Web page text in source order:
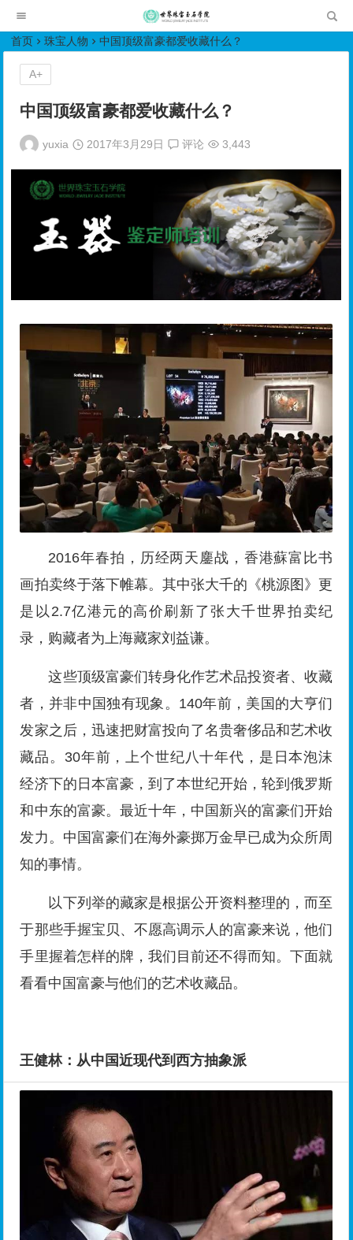
首页 珠宝人物 中国顶级富豪都爱收藏什么？
中国顶级富豪都爱收藏什么？
yuxia 2017年3月29日 评论 3,443
2016年春拍，历经两天鏖战，香港蘇富比书
画拍卖终于落下帷幕。其中张大千的《桃源图》更
是以2.7亿港元的高价刷新了张大千世界拍卖纪
录，购藏者为上海藏家刘益谦。
这些顶级富豪们转身化作艺术品投资者、收藏
者，并非中国独有现象。140年前，美国的大亨们
发家之后，迅速把财富投向了名贵奢侈品和艺术收
藏品。30年前，上个世纪八十年代，是日本泡沫
经济下的日本富豪，到了本世纪开始，轮到俄罗斯
和中东的富豪。最近十年，中国新兴的富豪们开始
发力。中国富豪们在海外豪掷万金早已成为众所周
知的事情。
以下列举的藏家是根据公开资料整理的，而至
于那些手握宝贝、不愿高调示人的富豪来说，他们
手里握着怎样的牌，我们目前还不得而知。下面就
看看中国富豪与他们的艺术收藏品。
王健林：从中国近现代到西方抽象派
A+